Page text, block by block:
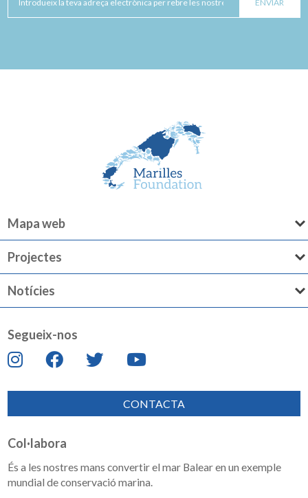
Mapa web
Projectes
Notícies
Segueix-nos
CONTACTA
Col·labora
És a les nostres mans convertir el mar Balear en un exemple
mundial de conservació marina.